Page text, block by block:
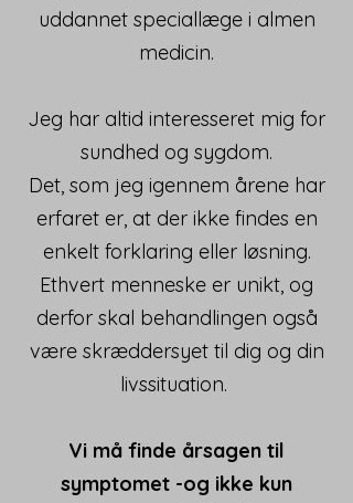
uddannet speciallæge i almen
medicin.
Jeg har altid interesseret mig for
sundhed og sygdom.
Det, som jeg igennem årene har
erfaret er, at der ikke findes en
enkelt forklaring eller løsning.
Ethvert menneske er unikt, og
derfor skal behandlingen også
være skræddersyet til dig og din
livssituation.
Vi må finde årsagen til
symptomet -og ikke kun